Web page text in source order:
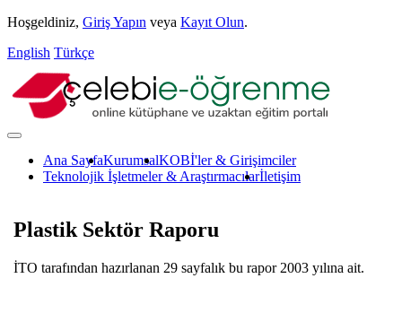
Hoşgeldiniz, Giriş Yapın veya Kayıt Olun.
English Türkçe
Ana SayfaKurumsalKOBİ'ler & Girişimciler
Teknolojik İşletmeler & Araştırmacılarİletişim
Plastik Sektör Raporu
İTO tarafından hazırlanan 29 sayfalık bu rapor 2003 yılına ait.